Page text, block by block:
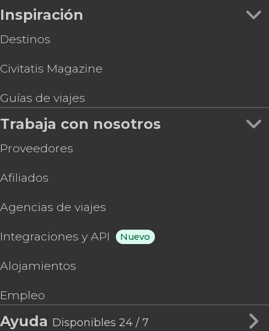
Inspiración
Destinos
Civitatis Magazine
Guías de viajes
Trabaja con nosotros
Proveedores
Afiliados
Agencias de viajes
Integraciones y API Nuevo
Alojamientos
Empleo
Ayuda Disponibles 24 / 7